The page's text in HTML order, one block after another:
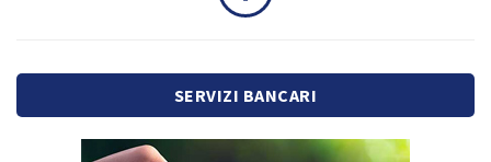
SERVIZI BANCARI